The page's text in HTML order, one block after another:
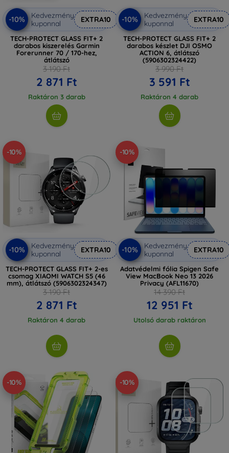
-10%
Kedvezmény
kuponnal
EXTRA10
TECH-PROTECT GLASS FIT+ 2
darabos kiszerelés Garmin
Forerunner 70 / 170-hez,
átlátszó
3 190 Ft
2 871 Ft
Raktáron 3 darab
-10%
Kedvezmény
kuponnal
EXTRA10
TECH-PROTECT GLASS FIT+ 2
darabos készlet DJI OSMO
ACTION 6, átlátszó
(5906302324422)
3 990 Ft
3 591 Ft
Raktáron 4 darab
-10%
-10%
Kedvezmény
kuponnal
EXTRA10
TECH-PROTECT GLASS FIT+ 2-es
csomag XIAOMI WATCH S5 (46
mm), átlátszó (5906302324347)
3 190 Ft
2 871 Ft
Raktáron 4 darab
-10%
-10%
Kedvezmény
kuponnal
EXTRA10
Adatvédelmi fólia Spigen Safe
View MacBook Neo 13 2026
Privacy (AFL11670)
14 390 Ft
12 951 Ft
Utolsó darab raktáron
-10% -10%